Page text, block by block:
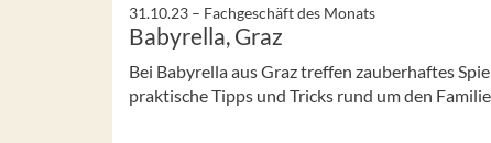
31.10.23 – Fachgeschäft des Monats
Babyrella, Graz
Bei Babyrella aus Graz treffen zauberhaftes
praktische Tipps und Tricks rund um den